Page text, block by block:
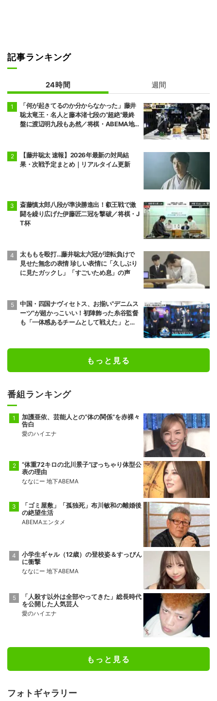
記事ランキング
24時間 週間
「何が起きてるのか分からなかった」藤井
聡太竜王・名人と藤本渚七段の“超絶”最終
盤に渡辺明九段もあ然／将棋・ABEMA地
【藤井聡太 速報】2026年最新の対局結
果・次戦予定まとめ｜リアルタイム更新
斎藤慎太郎八段が準決勝進出！叡王戦で激
闘を繰り広げた伊藤匠二冠を撃破／将棋・J
T杯
太ももを殴打…藤井聡太六冠が逆転負けで
見せた無念の表情 珍しい表情に「久しぶり
に見たガックし」「すごいため息」の声
中国・四国ナヴィセトス、お揃い“デニムス
ーツ”が超かっこいい！初陣飾った糸谷監督
も「一体感あるチームとして戦えた」と笑
もっと見る
番組ランキング
加護亜依、芸能人との“体の関係”を赤裸々
告白
愛のハイエナ
“体重72キロの北川景子”ぽっちゃり体型公
表の理由
ななにー 地下ABEMA
「ゴミ屋敷」「孤独死」布川敏和の離婚後
の絶望生活
ABEMAエンタメ
小学生ギャル（12歳）の登校姿＆すっぴん
に衝撃
ななにー 地下ABEMA
「人殺す以外は全部やってきた」総長時代
を公開した人気芸人
愛のハイエナ
もっと見る
フォトギャラリー